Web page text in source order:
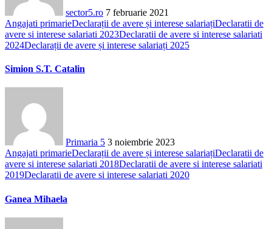
sector5.ro 7 februarie 2021
Angajati primarieDeclarații de avere și interese salariațiDeclaratii de
avere si interese salariati 2023Declaratii de avere si interese salariati
2024Declarații de avere și interese salariați 2025
Simion S.T. Catalin
Primaria 5 3 noiembrie 2023
Angajati primarieDeclarații de avere și interese salariațiDeclaratii de
avere si interese salariati 2018Declaratii de avere si interese salariati
2019Declaratii de avere si interese salariati 2020
Ganea Mihaela